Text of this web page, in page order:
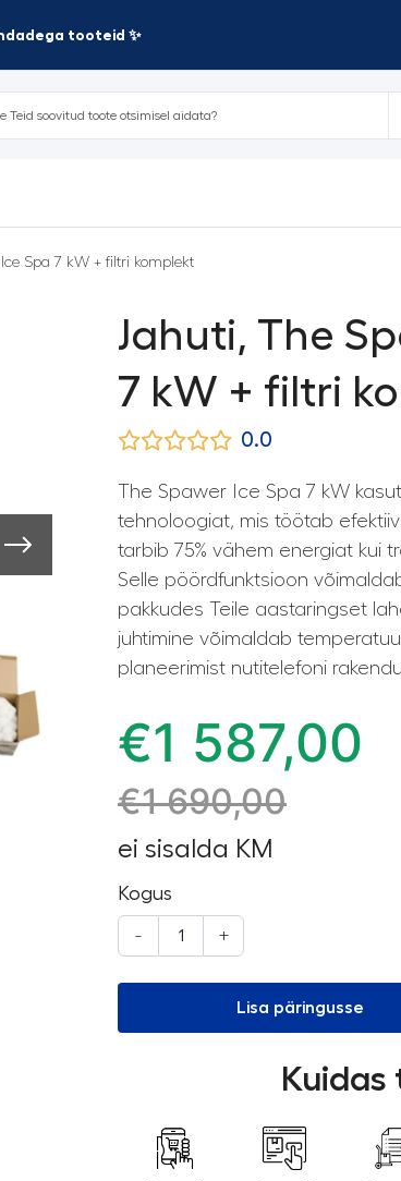
tooteid ✨
Spa 7 kW + filtri komplekt
Jahuti, The
7 kW + filtri
0.0
The Spawer Ice Spa 7 kW
tehnoloogiat, mis töötab
tarbib 75% vähem energiat kui
Selle pöördfunktsioon
pakkudes Teile aastaringset
juhtimine võimaldab
planeerimist nutitelefoni
€1 587,00
€1 690,00
ei sisalda KM
Kogus
- +
Lisa päringusse
Kuidas